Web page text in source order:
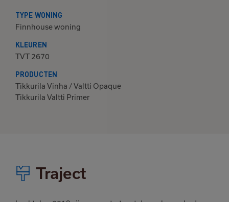
TYPE WONING
Finnhouse woning
KLEUREN
TVT 2670
PRODUCTEN
Tikkurila Vinha / Valtti Opaque
Tikkurila Valtti Primer
Traject